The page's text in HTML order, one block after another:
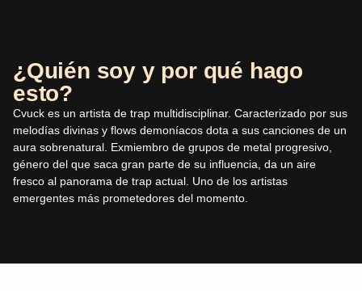
¿Quién soy y por qué hago
esto?
Cvuck es un artista de trap multidisciplinar. Caracterizado por sus
melodías divinas y flows demoníacos dota a sus canciones de un
aura sobrenatural. Exmiembro de grupos de metal progresivo,
género del que saca gran parte de su influencia, da un aire
fresco al panorama de trap actual. Uno de los artistas
emergentes más prometedores del momento.